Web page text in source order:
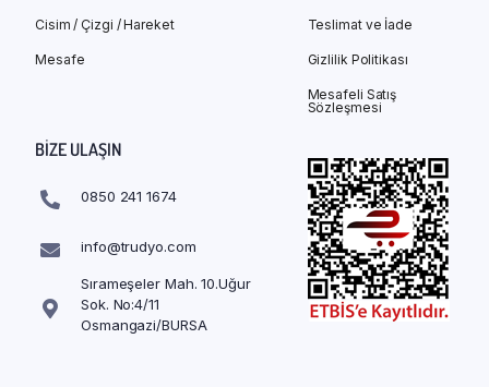
Cisim / Çizgi / Hareket
Mesafe
Teslimat ve İade
Gizlilik Politikası
Mesafeli Satış
Sözleşmesi
BIZE ULAŞIN
0850 241 1674
info@trudyo.com
Sırameşeler Mah. 10.Uğur
Sok. No:4/11
Osmangazi/BURSA